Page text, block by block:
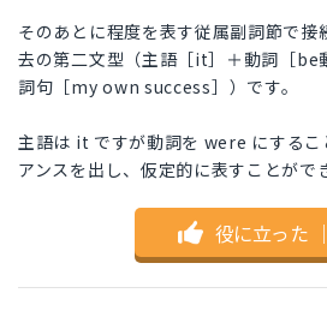
そのあとに程度を表す従属副詞節で
去の第二文型（主語［it］＋動詞［
詞句［my own success］）です。
主語は it ですが動詞を were にするこ
アンスを出し、仮定的に表すことがで
役に立った ｜